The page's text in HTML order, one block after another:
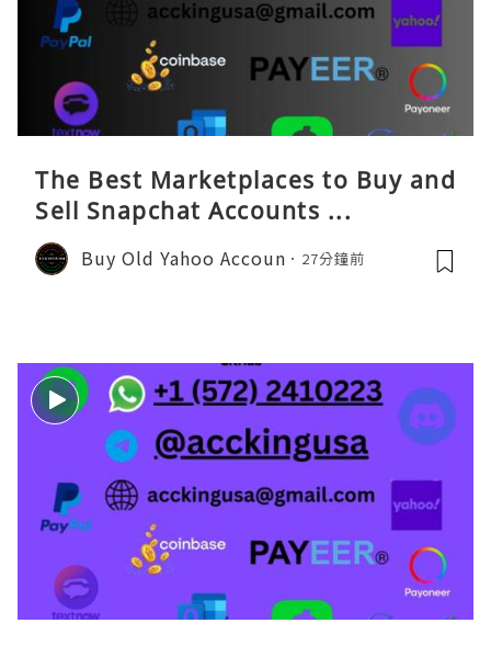
The Best Marketplaces to Buy and
Sell Snapchat Accounts ...
Buy Old Yahoo Accoun 27分鐘前